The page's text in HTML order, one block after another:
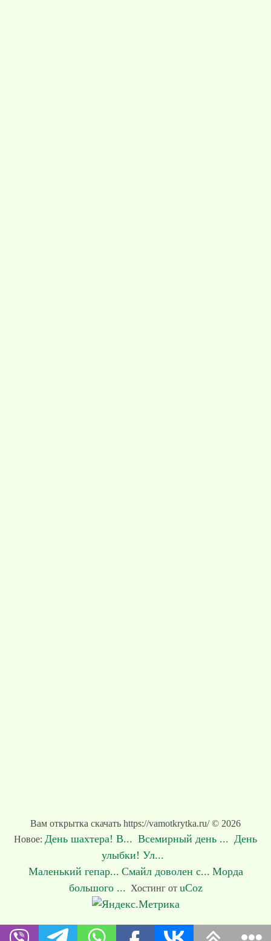
Вам открытка скачать https://vamotkrytka.ru/ © 2026
Новое: День шахтера! В... Всемирный день ... День
улыбки! Ул...
Маленький гепар... Смайл доволен с... Морда
большого ... Хостинг от uCoz